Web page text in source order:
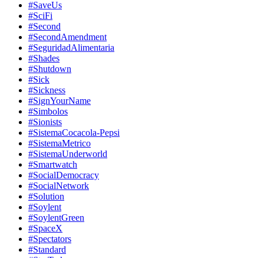
#SaveUs
#SciFi
#Second
#SecondAmendment
#SeguridadAlimentaria
#Shades
#Shutdown
#Sick
#Sickness
#SignYourName
#Simbolos
#Sionists
#SistemaCocacola-Pepsi
#SistemaMetrico
#SistemaUnderworld
#Smartwatch
#SocialDemocracy
#SocialNetwork
#Solution
#Soylent
#SoylentGreen
#SpaceX
#Spectators
#Standard